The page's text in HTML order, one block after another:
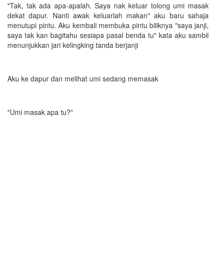
"Tak, tak ada apa-apalah. Saya nak keluar tolong umi masak
dekat dapur. Nanti awak keluarlah makan" aku baru sahaja
menutupi pintu. Aku kembali membuka pintu biliknya "saya janji,
saya tak kan bagitahu sesiapa pasal benda tu" kata aku sambil
menunjukkan jari kelingking tanda berjanji
Aku ke dapur dan melihat umi sedang memasak
"Umi masak apa tu?"